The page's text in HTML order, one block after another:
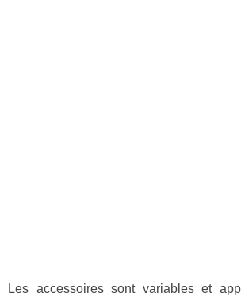
Les accessoires sont variables et